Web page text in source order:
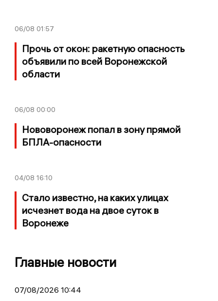
06/08 01:57
Прочь от окон: ракетную опасность
объявили по всей Воронежской
области
06/08 00:00
Нововоронеж попал в зону прямой
БПЛА-опасности
04/08 16:10
Стало известно, на каких улицах
исчезнет вода на двое суток в
Воронеже
Главные новости
07/08/2026 10:44